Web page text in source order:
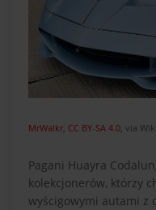
MrWalkr, CC BY-SA 4.0, via
Pagani Huayra
kolekcjonerów, którzy
wyścigowymi autami z